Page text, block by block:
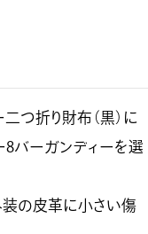
つ折り財布（黒）に
8バーガンディーを選
装の皮革に小さい傷